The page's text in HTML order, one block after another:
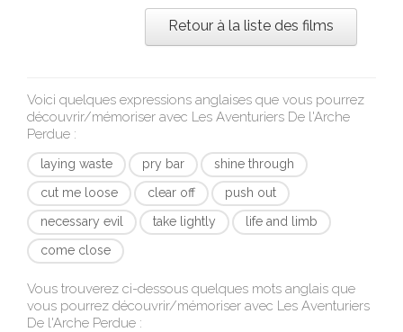
Retour à la liste des films
Voici quelques expressions anglaises que vous pourrez
découvrir/mémoriser avec Les Aventuriers De l'Arche
Perdue :
laying waste pry bar
shine through
cut me loose
clear off
push out
necessary evil
take lightly
life and limb
come close
Vous trouverez ci-dessous quelques mots anglais que
vous pourrez découvrir/mémoriser avec Les Aventuriers
De l'Arche Perdue :